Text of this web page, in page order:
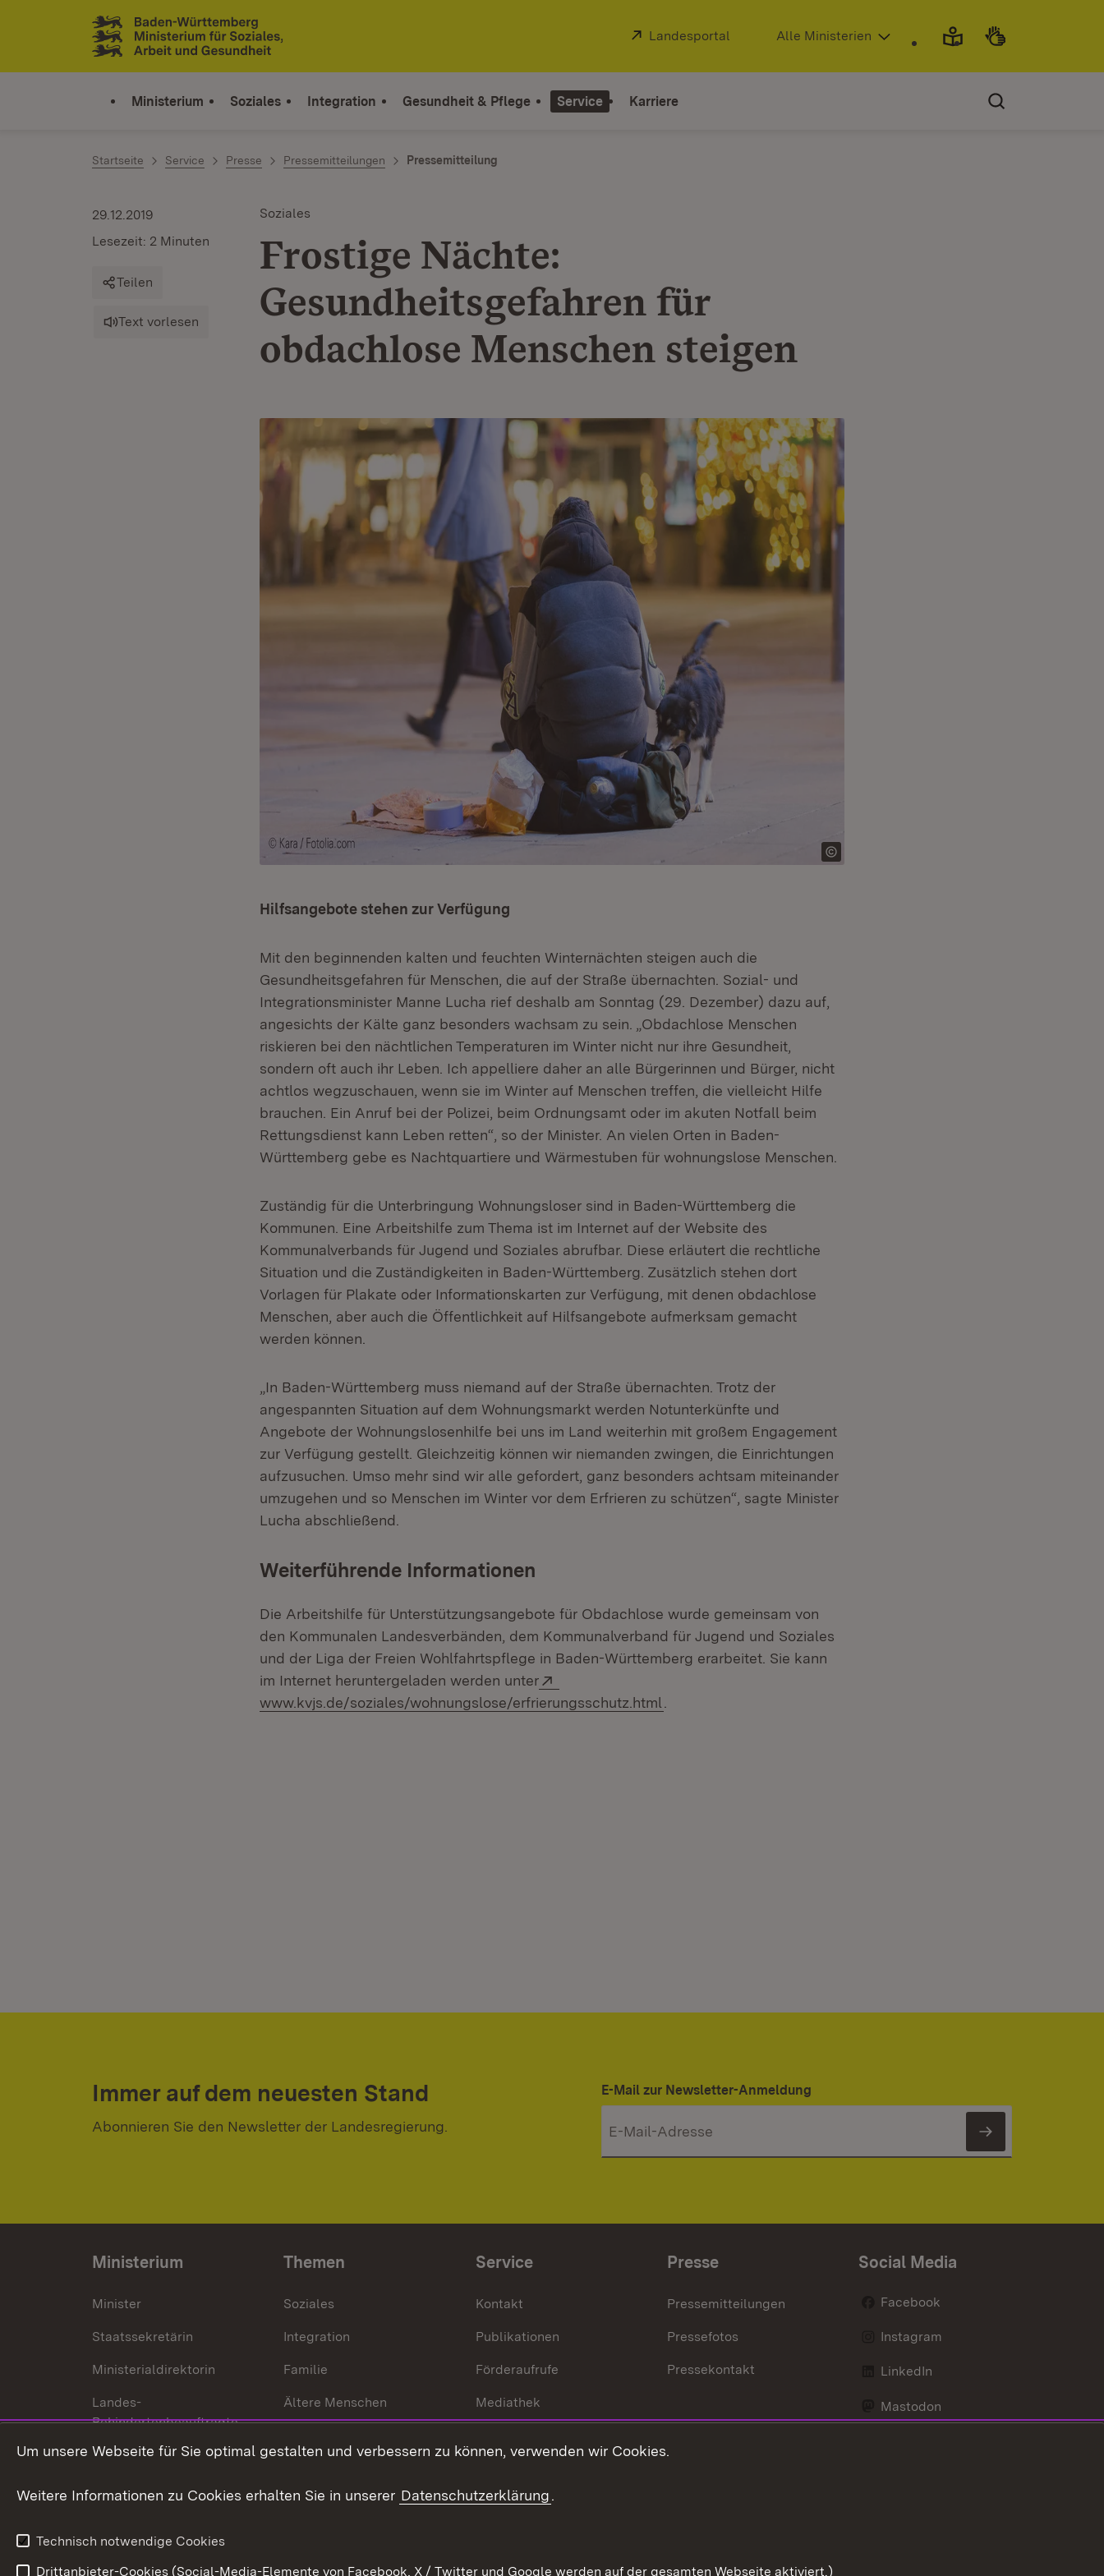
Zum Inhalt springen
Link zur Startseite
Extern:
Landesportal (Öffnet in neuem Fenster)
Alle Ministerien
Ministerium Soziales Integration Gesundheit & Pflege Service Karriere
Startseite Service Presse Pressemitteilungen Pressemitteilung
Soziales
Frostige Nächte:
Gesundheitsgefahren für
obdachlose Menschen steigen
29.12.2019
Lesezeit: 2 Minuten
Teilen
Text vorlesen
Hilfsangebote stehen zur Verfügung
Mit den beginnenden kalten und feuchten Winternächten steigen auch die
Gesundheitsgefahren für Menschen, die auf der Straße übernachten. Sozial- und
Integrationsminister Manne Lucha rief deshalb am Sonntag (29. Dezember) dazu auf,
angesichts der Kälte ganz besonders wachsam zu sein. „Obdachlose Menschen
riskieren bei den nächtlichen Temperaturen im Winter nicht nur ihre Gesundheit,
sondern oft auch ihr Leben. Ich appelliere daher an alle Bürgerinnen und Bürger, nicht
achtlos wegzuschauen, wenn sie im Winter auf Menschen treffen, die vielleicht Hilfe
brauchen. Ein Anruf bei der Polizei, beim Ordnungsamt oder im akuten Notfall beim
Rettungsdienst kann Leben retten“, so der Minister. An vielen Orten in Baden-
Württemberg gebe es Nachtquartiere und Wärmestuben für wohnungslose Menschen.
Zuständig für die Unterbringung Wohnungsloser sind in Baden-Württemberg die
Kommunen. Eine Arbeitshilfe zum Thema ist im Internet auf der Website des
Kommunalverbands für Jugend und Soziales abrufbar. Diese erläutert die rechtliche
Situation und die Zuständigkeiten in Baden-Württemberg. Zusätzlich stehen dort
Vorlagen für Plakate oder Informationskarten zur Verfügung, mit denen obdachlose
Menschen, aber auch die Öffentlichkeit auf Hilfsangebote aufmerksam gemacht
werden können.
„In Baden-Württemberg muss niemand auf der Straße übernachten. Trotz der
angespannten Situation auf dem Wohnungsmarkt werden Notunterkünfte und
Angebote der Wohnungslosenhilfe bei uns im Land weiterhin mit großem Engagement
zur Verfügung gestellt. Gleichzeitig können wir niemanden zwingen, die Einrichtungen
aufzusuchen. Umso mehr sind wir alle gefordert, ganz besonders achtsam miteinander
umzugehen und so Menschen im Winter vor dem Erfrieren zu schützen“, sagte Minister
Lucha abschließend.
Weiterführende Informationen
Die Arbeitshilfe für Unterstützungsangebote für Obdachlose wurde gemeinsam von
den Kommunalen Landesverbänden, dem Kommunalverband für Jugend und Soziales
und der Liga der Freien Wohlfahrtspflege in Baden-Württemberg erarbeitet. Sie kann
im Internet heruntergeladen werden unter
www.kvjs.de/soziales/wohnungslose/erfrierungsschutz.html
Immer auf dem neuesten Stand
Abonnieren Sie den Newsletter der Landesregierung.
E-Mail zur Newsletter-Anmeldung
Newsletter
Ministerium
Minister
Staatssekretärin
Ministerialdirektorin
Landes-
Behindertenbeauftragte
Bürgerreferent
Karriere
Themen
Soziales
Integration
Familie
Ältere Menschen
Behinderungen
Bürgerengagement
Service
Kontakt
Publikationen
Förderaufrufe
Mediathek
Presse
Pressemitteilungen
Pressefotos
Pressekontakt
Social Media
Facebook
Instagram
LinkedIn
Mastodon
Um unsere Webseite für Sie optimal gestalten und verbessern zu können, verwenden wir Cookies.
Weitere Informationen zu Cookies erhalten Sie in unserer Datenschutzerklärung.
Technisch notwendige Cookies
Drittanbieter-Cookies (Social-Media-Elemente von Facebook, X / Twitter und Google werden auf der gesamten Webseite aktiviert.)